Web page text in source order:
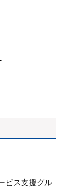
ビス支援グル